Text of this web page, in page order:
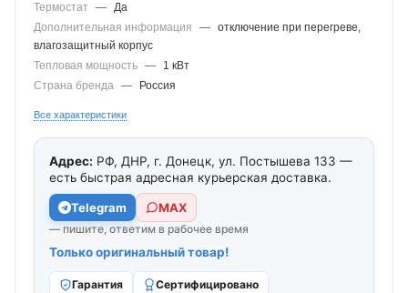
Термостат
— Да
Дополнительная информация
— отключение при перегреве,
влагозащитный корпус
Тепловая мощность —
1 кВт
Страна бренда — Россия
Все характеристики
Адрес: РФ, ДНР, г. Донецк, ул. Постышева 133 —
есть быстрая адресная курьерская доставка.
Telegram МАХ
— пишите, ответим в рабочее время
Только оригинальный товар!
Гарантия Сертифицировано